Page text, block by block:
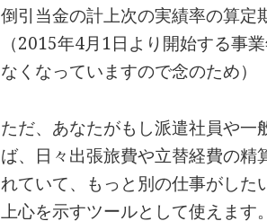
倒引当金の計上次の実績率の算定
（2015年4月1日より開始する事
なくなっていますので念のため）
ただ、あなたがもし派遣社員や一
ば、日々出張旅費や立替経費の精
れていて、もっと別の仕事がした
上心を示すツールとして使えます